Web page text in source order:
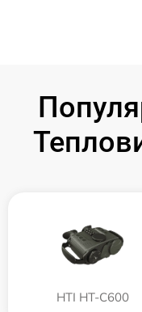
HTI HT-C600